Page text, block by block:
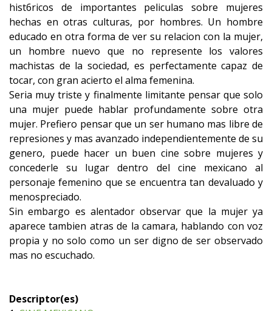
hist6ricos de importantes peliculas sobre mujeres
hechas en otras culturas, por hombres. Un hombre
educado en otra forma de ver su relacion con la mujer,
un hombre nuevo que no represente los valores
machistas de la sociedad, es perfectamente capaz de
tocar, con gran acierto el alma femenina.
Seria muy triste y finalmente limitante pensar que solo
una mujer puede hablar profundamente sobre otra
mujer. Prefiero pensar que un ser humano mas libre de
represiones y mas avanzado independientemente de su
genero, puede hacer un buen cine sobre mujeres y
concederle su lugar dentro del cine mexicano al
personaje femenino que se encuentra tan devaluado y
menospreciado.
Sin embargo es alentador observar que la mujer ya
aparece tambien atras de la camara, hablando con voz
propia y no solo como un ser digno de ser observado
mas no escuchado.
Descriptor(es)